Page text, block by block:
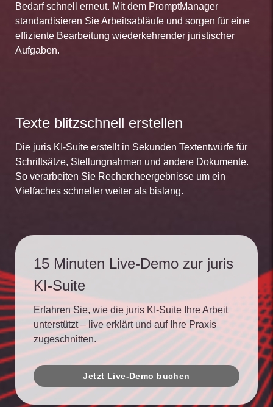
Bedarf schnell erneut. Mit dem PromptManager
standardisieren Sie Arbeitsabläufe und sorgen für eine
effiziente Bearbeitung wiederkehrender juristischer
Aufgaben.
Texte blitzschnell erstellen
Die juris KI-Suite erstellt in Sekunden Textentwürfe für
Schriftsätze, Stellungnahmen und andere Dokumente.
So verarbeiten Sie Rechercheergebnisse um ein
Vielfaches schneller weiter als bislang.
15 Minuten Live-Demo zur juris
KI-Suite
Erfahren Sie, wie die juris KI-Suite Ihre Arbeit
unterstützt – live erklärt und auf Ihre Praxis
zugeschnitten.
Jetzt Live-Demo buchen